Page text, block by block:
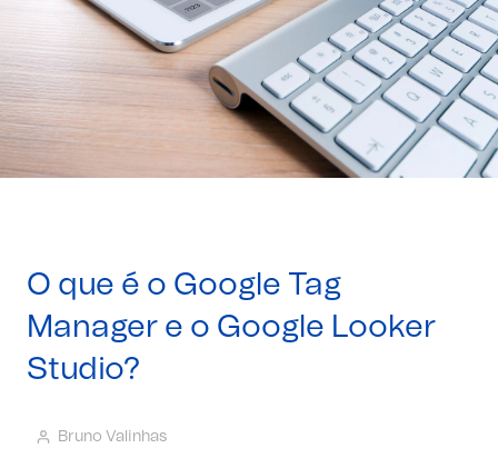
O que é o Google Tag
Manager e o Google Looker
Studio?
Bruno Valinhas